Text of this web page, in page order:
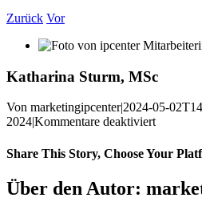
Zurück Vor
Katharina Sturm, MSc
Von marketingipcenter|2024-05-
2024|Kommentare deaktiviertfür
Sturm,
Share This Story, Choose Your
Facebook
X
Reddit
LinkedIn
WhatsApp
Telegram
Tumblr
Pinterest
Vk
Xing
E-
Mail
Über den Autor: